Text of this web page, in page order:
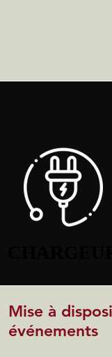
Mise à
événements